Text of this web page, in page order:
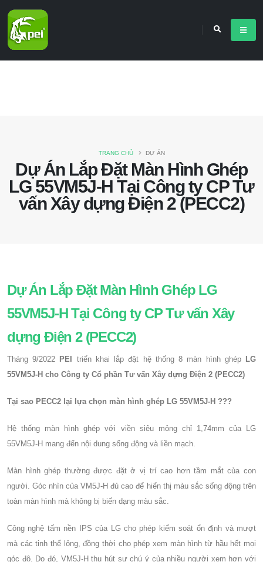
Dự Án Lắp Đặt Màn Hình Ghép
LG 55VM5J-H Tại Công ty CP Tư
vấn Xây dựng Điện 2 (PECC2)
TRANG CHỦ DỰ ÁN
Dự Án Lắp Đặt Màn Hình Ghép LG
55VM5J-H Tại Công ty CP Tư vấn Xây
dựng Điện 2 (PECC2)
Tháng 9/2022 PEI triển khai lắp đặt hệ thống 8 màn hình ghép LG
55VM5J-H cho Công ty Cổ phần Tư vấn Xây dựng Điện 2 (PECC2)
Tại sao PECC2 lại lựa chọn màn hình ghép LG 55VM5J-H ???
Hệ thống màn hình ghép với viền siêu mỏng chỉ 1,74mm của LG
55VM5J-H mang đến nội dung sống động và liền mạch.
Màn hình ghép thường được đặt ở vị trí cao hơn tầm mắt của con
người. Góc nhìn của VM5J-H đủ cao để hiển thị màu sắc sống động trên
toàn màn hình mà không bị biến dạng màu sắc.
Công nghệ tấm nền IPS của LG cho phép kiểm soát ổn định và mượt
mà các tinh thể lỏng, đồng thời cho phép xem màn hình từ hầu hết mọi
góc độ. Do đó, VM5J-H thu hút sự chú ý của nhiều người xem hơn với